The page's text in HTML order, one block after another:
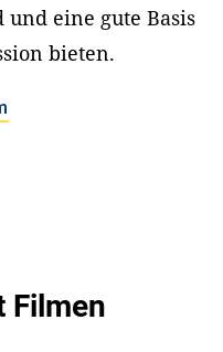
eine gute Basis
bieten.
Filmen